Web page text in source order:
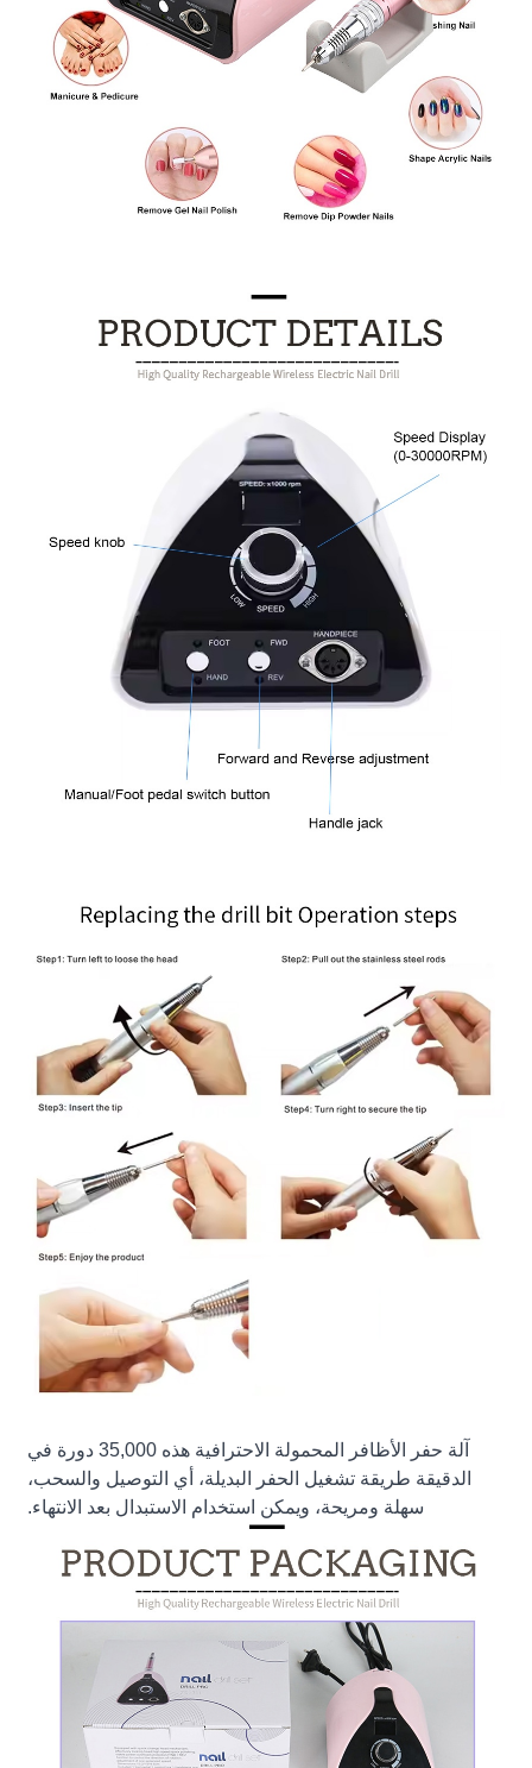
آلة حفر الأظافر المحمولة الاحترافية هذه 35,000 دورة في
الدقيقة طريقة تشغيل الحفر البديلة، أي التوصيل والسحب،
سهلة ومريحة، ويمكن استخدام الاستبدال بعد الانتهاء.